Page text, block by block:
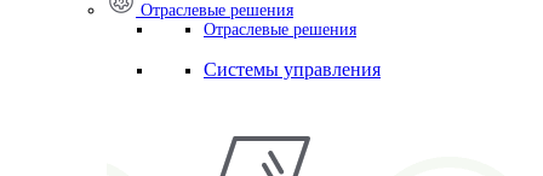
Отраслевые решения
Отраслевые решения
Системы управления